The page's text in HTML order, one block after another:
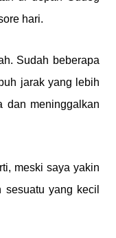
hari.
Sudah beberapa
jarak yang lebih
dan meninggalkan
meski saya yakin
yang kecil